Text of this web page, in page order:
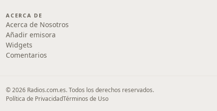
ACERCA DE
Acerca de Nosotros
Añadir emisora
Widgets
Comentarios
© 2026 Radios.com.es. Todos los derechos reservados.
Política de PrivacidadTérminos de Uso